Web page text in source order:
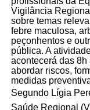
Vigilância
sobre temas
febre maculosa,
peçonhentos e
pública. A
acontecerá das 8h
abordar riscos,
medidas
Segundo Lígia
Saúde Regional